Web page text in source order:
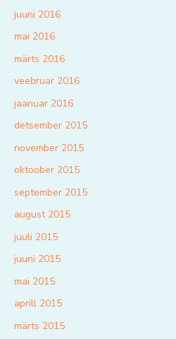
juuni 2016
mai 2016
märts 2016
veebruar 2016
jaanuar 2016
detsember 2015
november 2015
oktoober 2015
september 2015
august 2015
juuli 2015
juuni 2015
mai 2015
aprill 2015
märts 2015